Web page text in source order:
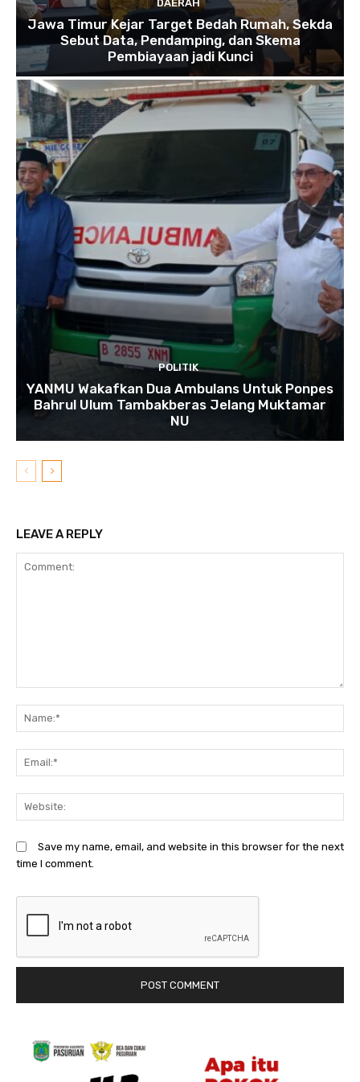
DAERAH
Jawa Timur Kejar Target Bedah Rumah, Sekda
Sebut Data, Pendamping, dan Skema
Pembiayaan jadi Kunci
POLITIK
YANMU Wakafkan Dua Ambulans Untuk Ponpes
Bahrul Ulum Tambakberas Jelang Muktamar
NU
LEAVE A REPLY
Save my name, email, and website in this browser for the next
time I comment.